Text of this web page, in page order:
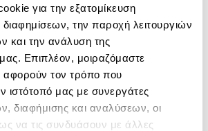
για την εξατομίκευση
διαφημίσεων, την παροχή λειτουργιών
και την ανάλυση της
Επιπλέον, μοιραζόμαστε
αφορούν τον τρόπο που
ιστότοπό μας με συνεργάτες
διαφήμισης και αναλύσεων, οι
να τις συνδυάσουν με άλλες
Γεωγραφίας